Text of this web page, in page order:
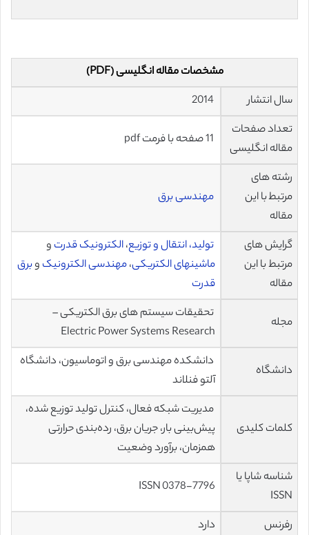
مشخصات مقاله انگلیسی (PDF)
سال انتشار
تعداد صفحات
مقاله انگلیسی
رشته های
مرتبط با این
مقاله
مهندسی برق
گرایش های
مرتبط با این
مقاله
تولید، انتقال و توزیع،الکترونیک قدرت و
ماشینهای الکتریکی،مهندسی الکترونیک وبرق
قدرت
مجله
تحقیقات سیستم های برق الکتریکی –
Electric Power Systems Research
دانشگاه
دانشکده مهندسی برق و اتوماسیون، دانشگاه
آلتو فنلاند
کلمات کلیدی
مدیریت شبکه فعال، کنترل تولید توزیع شده،
پیش‌بینی بار، جریان برق، رده‌بندی حرارتی
همزمان، برآورد وضعیت
شناسه شاپا یا
ISSN
ISSN 0378-7796
رفرنس
دارد